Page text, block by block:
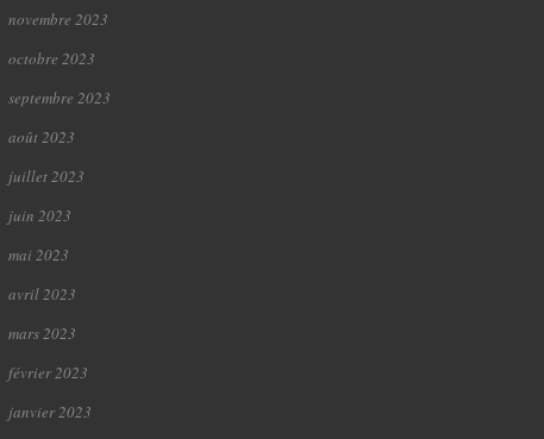
novembre 2023
octobre 2023
septembre 2023
août 2023
juillet 2023
juin 2023
mai 2023
avril 2023
mars 2023
février 2023
janvier 2023